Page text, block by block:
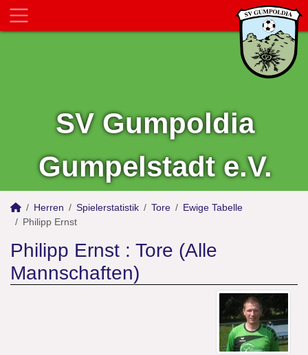
SV Gumpoldia
Gumpelstadt e.V.
Herren Spielerstatistik Tore
Ewige Tabelle
Philipp Ernst
Philipp Ernst : Tore (Alle
Mannschaften)